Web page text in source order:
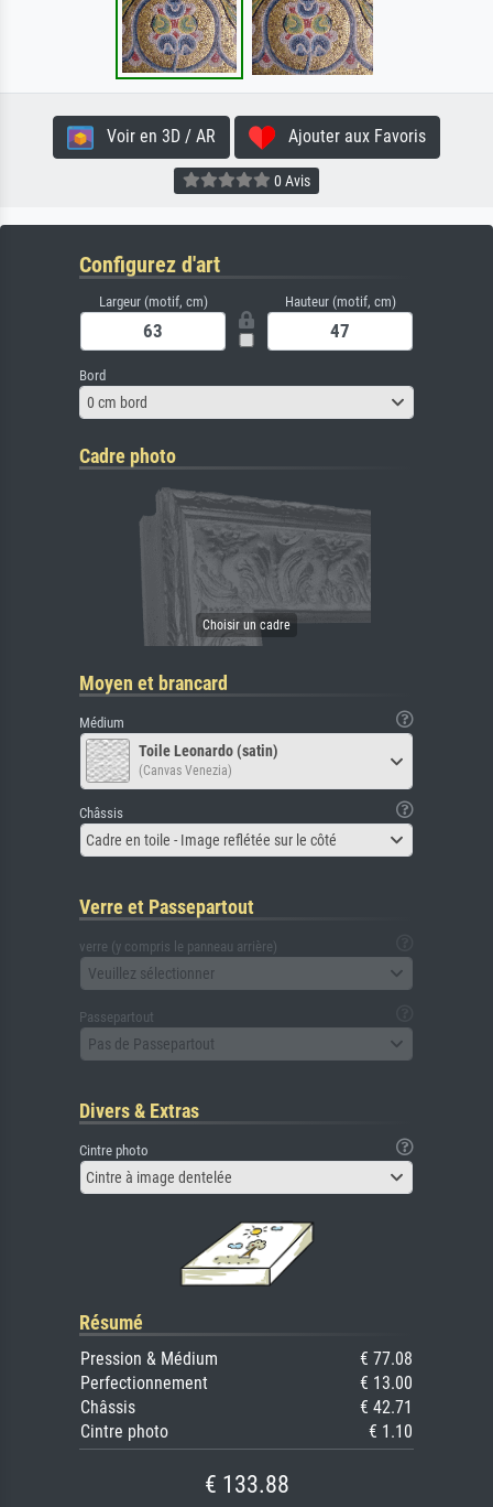
Voir en 3D / AR Ajouter aux Favoris
0 Avis
Configurez d'art
Largeur (motif, cm) Hauteur (motif, cm)
Bord
0 cm bord
Cadre photo
Moyen et brancard
Médium
Toile Leonardo (satin)
(Canvas Venezia)
Châssis
Cadre en toile - Image reflétée sur le côté
Verre et Passepartout
verre (y compris le panneau arrière)
Veuillez sélectionner
Passepartout
Pas de Passepartout
Divers & Extras
Cintre photo
Cintre à image dentelée
Résumé
Pression & Médium
€ 77.08
Perfectionnement
€ 13.00
Châssis
€ 42.71
Cintre photo
€ 1.10
€ 133.88